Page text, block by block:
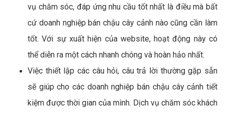
vụ chăm sóc, đáp ứng nhu cầu tốt nhất là điều mà bất
cứ doanh nghiệp bán chậu cây cảnh nào cũng cần làm
tốt. Với sự xuất hiện của website, hoạt động này có
thể diễn ra một cách nhanh chóng và hoàn hảo nhất.
Việc thiết lập các câu hỏi, câu trả lời thường gặp sẵn
sẽ giúp cho các doanh nghiệp bán chậu cây cảnh tiết
kiệm được thời gian của mình. Dịch vụ chăm sóc khách